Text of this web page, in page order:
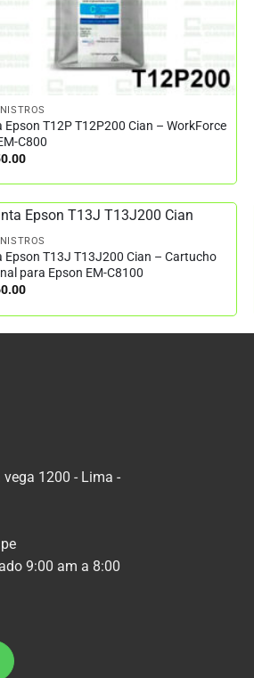
Epson T12P T12P200 Cian – WorkForce
C800
Epson T13J T13J200 Cian – Cartucho
para Epson EM-C8100
1200 - Lima -
9:00 am a 8:00